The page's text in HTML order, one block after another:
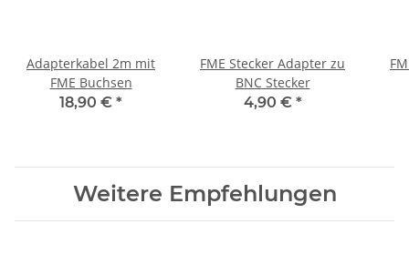
Adapterkabel 2m mit
FME Buchsen
18,90 € *
FME Stecker Adapter zu
BNC Stecker
4,90 € *
Weitere Empfehlungen